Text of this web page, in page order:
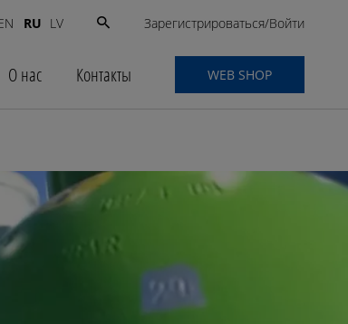
RU LV
Search
Зарегистрироваться/Войти
О нас Контакты WEB SHOP